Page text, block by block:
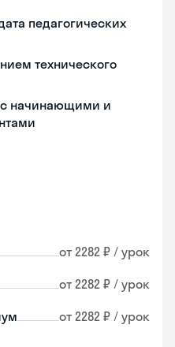
педагогических
технического
начинающими и
от 2282 ₽ / урок
от 2282 ₽ / урок
от 2282 ₽ / урок